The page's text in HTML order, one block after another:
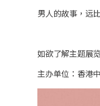
男人的故事，远
如欲了解主题展
主办单位：香港